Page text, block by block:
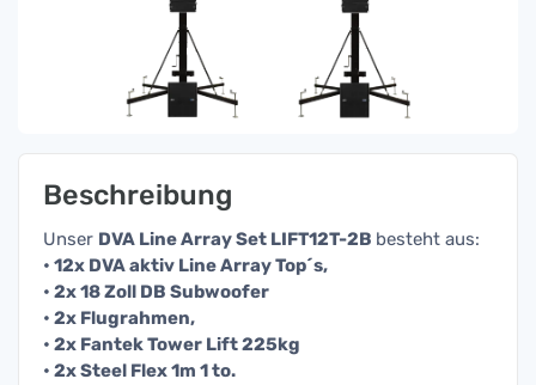
Beschreibung
Unser DVA Line Array Set LIFT12T-2B besteht aus:
• 12x DVA aktiv Line Array Top´s,
• 2x 18 Zoll DB Subwoofer
• 2x Flugrahmen,
• 2x Fantek Tower Lift 225kg
• 2x Steel Flex 1m 1 to.